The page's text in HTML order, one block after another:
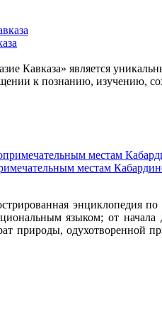
Кавказа» является
к познанию, изучению,
местам
энциклопедия
языком; от начала
природы, одухотворенной